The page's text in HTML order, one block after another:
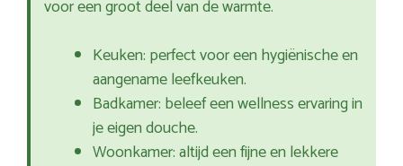
voor een groot deel van de warmte.
Keuken: perfect voor een hygiënische en
aangename leefkeuken.
Badkamer: beleef een wellness ervaring in
je eigen douche.
Woonkamer: altijd een fijne en lekkere